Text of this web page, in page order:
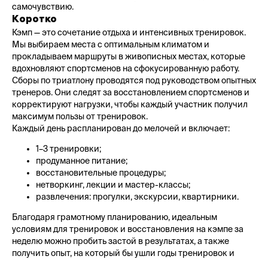
самочувствию.
Коротко
Кэмп — это сочетание отдыха и интенсивных тренировок.
Мы выбираем места с оптимальным климатом и
прокладываем маршруты в живописных местах, которые
вдохновляют спортсменов на сфокусированную работу.
Сборы по триатлону проводятся под руководством опытных
тренеров. Они следят за восстановлением спортсменов и
корректируют нагрузки, чтобы каждый участник получил
максимум пользы от тренировок.
Каждый день распланирован до мелочей и включает:
1–3 тренировки;
продуманное питание;
восстановительные процедуры;
нетворкинг, лекции и мастер-классы;
развлечения: прогулки, экскурсии, квартирники.
Благодаря грамотному планированию, идеальным
условиям для тренировок и восстановления на кэмпе за
неделю можно пробить застой в результатах, а также
получить опыт, на который бы ушли годы тренировок и